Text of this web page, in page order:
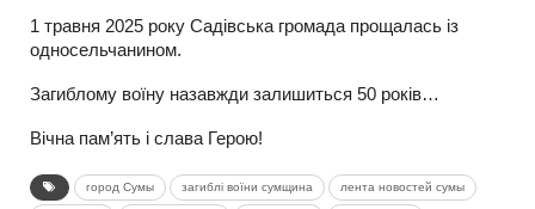
1 травня 2025 року Садівська громада прощалась із
односельчанином.
Загиблому воїну назавжди залишиться 50 років…
Вічна пам’ять і слава Герою!
город Сумы загиблі воїни сумщина лента новостей сумы